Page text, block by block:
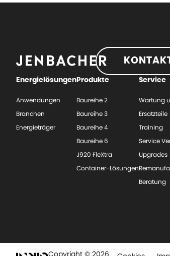
Energielösungen
Anwendungen
Branchen
Energieträger
Produkte
Baureihe 2
Baureihe 3
Baureihe 4
Baureihe 6
J920 FleXtra
Container-Lösungen
Service
Wartung
Ersatzteile
Training
Service
Upgrades
Beratung